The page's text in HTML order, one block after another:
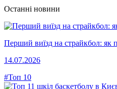
Останні новини
Перший виїзд на страйкбол: як
14.07.2026
#Топ 10